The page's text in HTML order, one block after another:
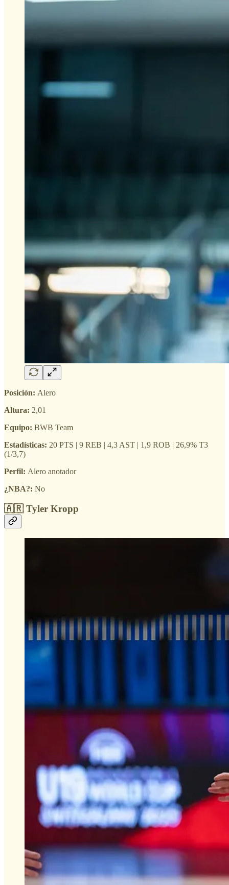
Posición: Alero
Altura: 2,01
Equipo: BWB Team
Estadísticas: 20 PTS | 9 REB | 4,3 AST | 1,9 ROB | 26,9% T3
(1/3,7)
Perfil: Alero anotador
¿NBA?: No
🇦🇷 Tyler Kropp